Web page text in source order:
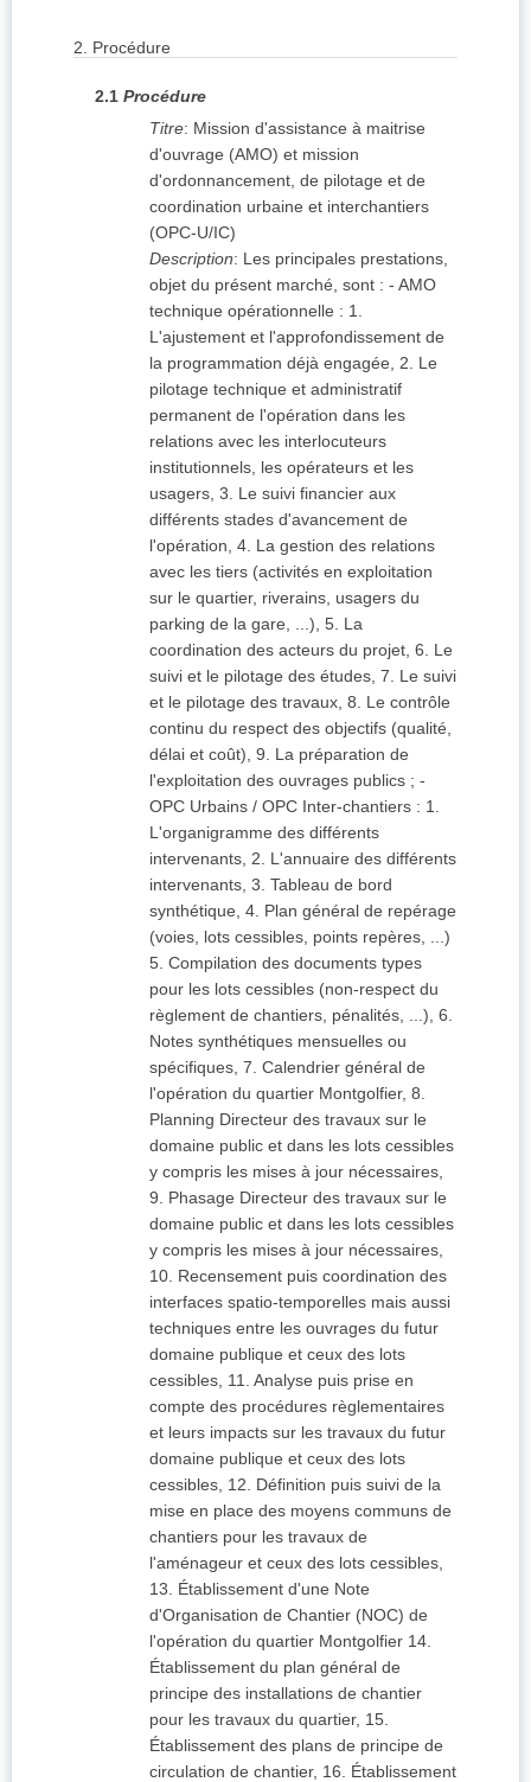
2. Procédure
2.1 Procédure
Titre: Mission d'assistance à maitrise
d'ouvrage (AMO) et mission
d'ordonnancement, de pilotage et de
coordination urbaine et interchantiers
(OPC-U/IC)
Description: Les principales prestations,
objet du présent marché, sont : - AMO
technique opérationnelle : 1.
L'ajustement et l'approfondissement de
la programmation déjà engagée, 2. Le
pilotage technique et administratif
permanent de l'opération dans les
relations avec les interlocuteurs
institutionnels, les opérateurs et les
usagers, 3. Le suivi financier aux
différents stades d'avancement de
l'opération, 4. La gestion des relations
avec les tiers (activités en exploitation
sur le quartier, riverains, usagers du
parking de la gare, ...), 5. La
coordination des acteurs du projet, 6. Le
suivi et le pilotage des études, 7. Le suivi
et le pilotage des travaux, 8. Le contrôle
continu du respect des objectifs (qualité,
délai et coût), 9. La préparation de
l'exploitation des ouvrages publics ; -
OPC Urbains / OPC Inter-chantiers : 1.
L'organigramme des différents
intervenants, 2. L'annuaire des différents
intervenants, 3. Tableau de bord
synthétique, 4. Plan général de repérage
(voies, lots cessibles, points repères, ...)
5. Compilation des documents types
pour les lots cessibles (non-respect du
règlement de chantiers, pénalités, ...), 6.
Notes synthétiques mensuelles ou
spécifiques, 7. Calendrier général de
l'opération du quartier Montgolfier, 8.
Planning Directeur des travaux sur le
domaine public et dans les lots cessibles
y compris les mises à jour nécessaires,
9. Phasage Directeur des travaux sur le
domaine public et dans les lots cessibles
y compris les mises à jour nécessaires,
10. Recensement puis coordination des
interfaces spatio-temporelles mais aussi
techniques entre les ouvrages du futur
domaine publique et ceux des lots
cessibles, 11. Analyse puis prise en
compte des procédures règlementaires
et leurs impacts sur les travaux du futur
domaine publique et ceux des lots
cessibles, 12. Définition puis suivi de la
mise en place des moyens communs de
chantiers pour les travaux de
l'aménageur et ceux des lots cessibles,
13. Établissement d'une Note
d'Organisation de Chantier (NOC) de
l'opération du quartier Montgolfier 14.
Établissement du plan général de
principe des installations de chantier
pour les travaux du quartier, 15.
Établissement des plans de principe de
circulation de chantier, 16. Établissement